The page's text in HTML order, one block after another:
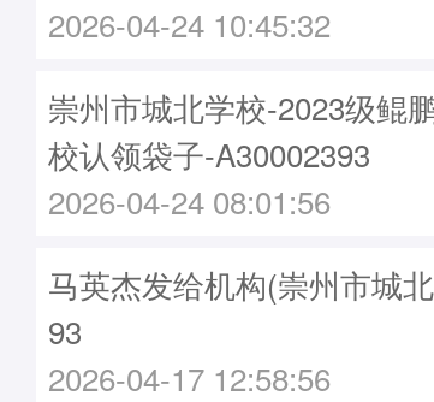
2026-04-24 10:45:32
崇州市城北学校-2023级鲲
校认领袋子-A30002393
2026-04-24 08:01:56
马英杰发给机构(崇州市城
93
2026-04-17 12:58:56